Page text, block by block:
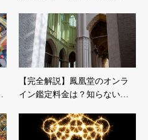
【完全解説】鳳凰堂のオンラ
イン鑑定料金は？知らない…